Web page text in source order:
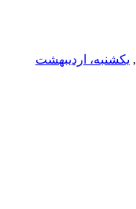
, یکشنبه، اردیبهشت